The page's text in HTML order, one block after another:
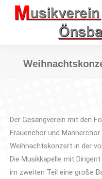
Der Gesangverein mit den
Frauenchor und
Weihnachtskonzert in der
Die Musikkapelle mit
im zweiten Teil eine große